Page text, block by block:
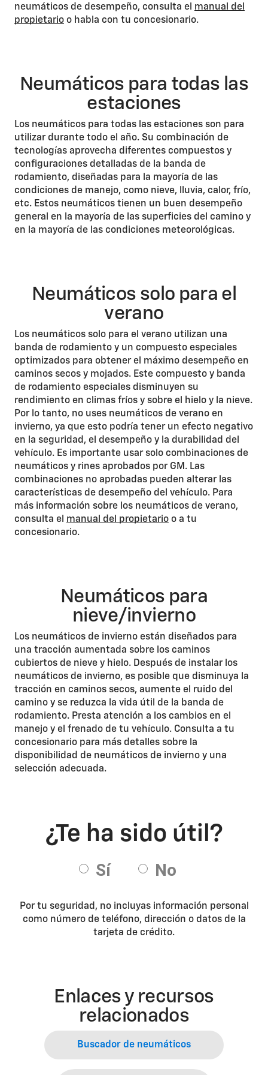
neumáticos de desempeño, consulta el manual del
propietario o habla con tu concesionario.
Neumáticos para todas las
estaciones
Los neumáticos para todas las estaciones son para
utilizar durante todo el año. Su combinación de
tecnologías aprovecha diferentes compuestos y
configuraciones detalladas de la banda de
rodamiento, diseñadas para la mayoría de las
condiciones de manejo, como nieve, lluvia, calor, frío,
etc. Estos neumáticos tienen un buen desempeño
general en la mayoría de las superficies del camino y
en la mayoría de las condiciones meteorológicas.
Neumáticos solo para el
verano
Los neumáticos solo para el verano utilizan una
banda de rodamiento y un compuesto especiales
optimizados para obtener el máximo desempeño en
caminos secos y mojados. Este compuesto y banda
de rodamiento especiales disminuyen su
rendimiento en climas fríos y sobre el hielo y la nieve.
Por lo tanto, no uses neumáticos de verano en
invierno, ya que esto podría tener un efecto negativo
en la seguridad, el desempeño y la durabilidad del
vehículo. Es importante usar solo combinaciones de
neumáticos y rines aprobados por GM. Las
combinaciones no aprobadas pueden alterar las
características de desempeño del vehículo. Para
más información sobre los neumáticos de verano,
consulta el manual del propietario o a tu
concesionario.
Neumáticos para
nieve/invierno
Los neumáticos de invierno están diseñados para
una tracción aumentada sobre los caminos
cubiertos de nieve y hielo. Después de instalar los
neumáticos de invierno, es posible que disminuya la
tracción en caminos secos, aumente el ruido del
camino y se reduzca la vida útil de la banda de
rodamiento. Presta atención a los cambios en el
manejo y el frenado de tu vehículo. Consulta a tu
concesionario para más detalles sobre la
disponibilidad de neumáticos de invierno y una
selección adecuada.
Por tu seguridad, no incluyas información personal
como número de teléfono, dirección o datos de la
tarjeta de crédito.
Enlaces y recursos
relacionados
Buscador de neumáticos